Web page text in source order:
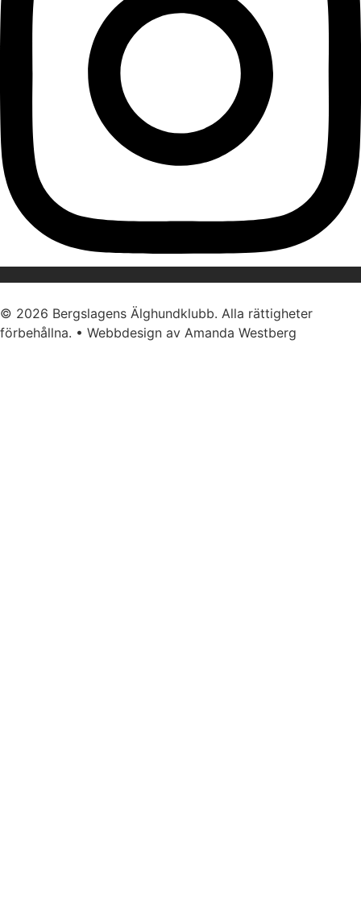
© 2026 Bergslagens Älghundklubb. Alla rättigheter
förbehållna. • Webbdesign av Amanda Westberg